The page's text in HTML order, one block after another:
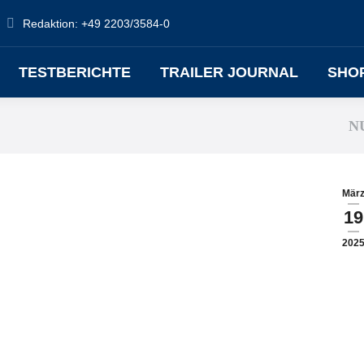
Redaktion: +49 2203/3584-0
TESTBERICHTE TRAILER JOURNAL
März
19
2025